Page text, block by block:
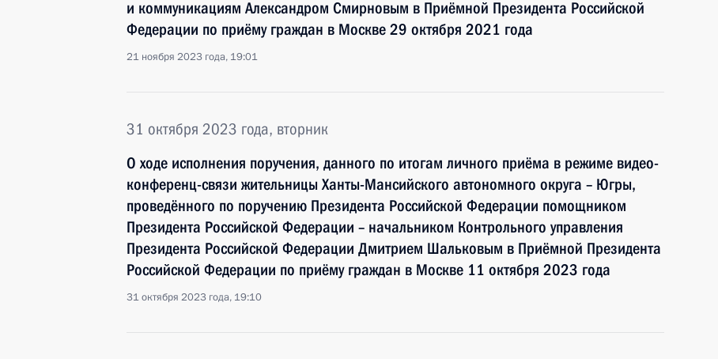
и коммуникациям Александром Смирновым в Приёмной Президента Российской
Федерации по приёму граждан в Москве 29 октября 2021 года
21 ноября 2023 года, 19:01
31 октября 2023 года, вторник
О ходе исполнения поручения, данного по итогам личного приёма в режиме видео-
конференц-связи жительницы Ханты-Мансийского автономного округа – Югры,
проведённого по поручению Президента Российской Федерации помощником
Президента Российской Федерации – начальником Контрольного управления
Президента Российской Федерации Дмитрием Шальковым в Приёмной Президента
Российской Федерации по приёму граждан в Москве 11 октября 2023 года
31 октября 2023 года, 19:10